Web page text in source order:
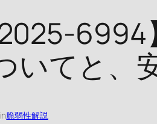
2025-
いてと、
in脆弱性解説